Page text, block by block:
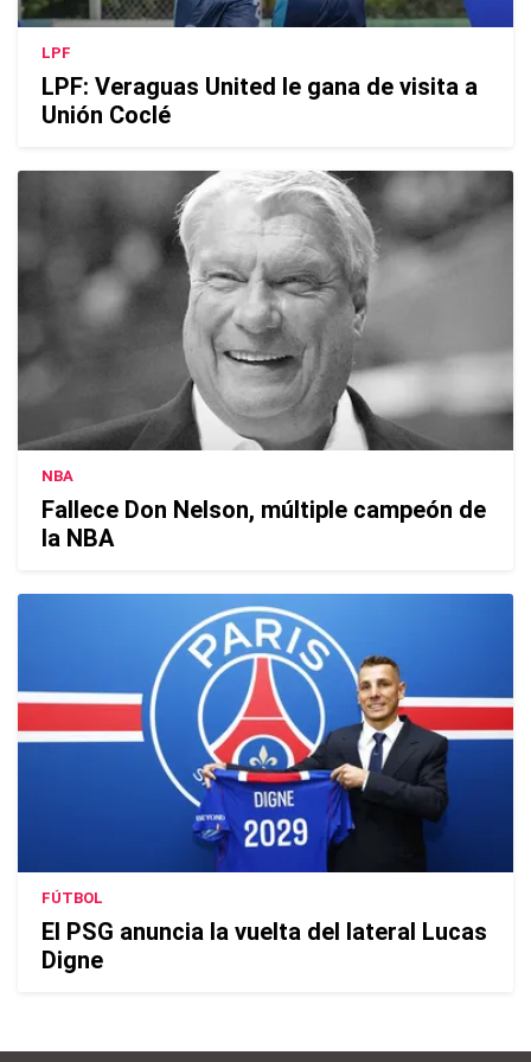
LPF
LPF: Veraguas United le gana de visita a
Unión Coclé
NBA
Fallece Don Nelson, múltiple campeón de
la NBA
FÚTBOL
El PSG anuncia la vuelta del lateral Lucas
Digne